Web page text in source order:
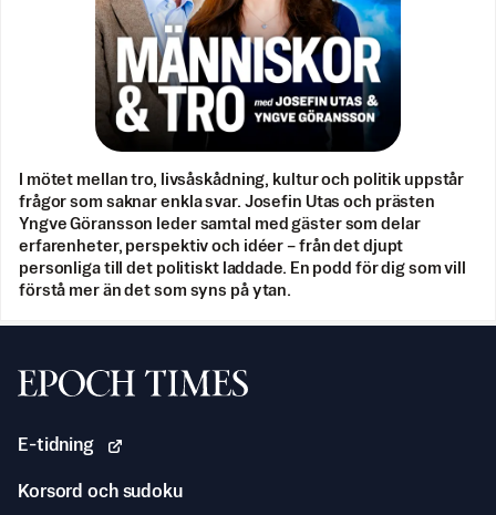
I mötet mellan tro, livsåskådning, kultur och politik uppstår
frågor som saknar enkla svar. Josefin Utas och prästen
Yngve Göransson leder samtal med gäster som delar
erfarenheter, perspektiv och idéer – från det djupt
personliga till det politiskt laddade. En podd för dig som vill
förstå mer än det som syns på ytan.
Svenska Epoch Times
E-tidning
Korsord och sudoku